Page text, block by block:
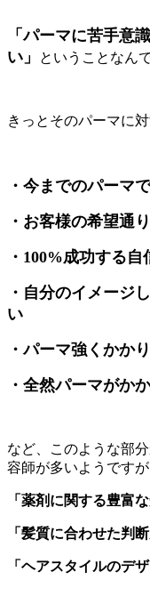
「パーマに苦手意
い」
ということなんで
きっとそのパーマに
・今までのパーマ
・お客様の希望通
・100%成功する自
・自分のイメージ
い
・パーマ強くかか
・全然パーマがか
など、このような部
容師が多いようですが
「薬剤に関する豊富
「髪質に合わせた判
「ヘアスタイルのデザ